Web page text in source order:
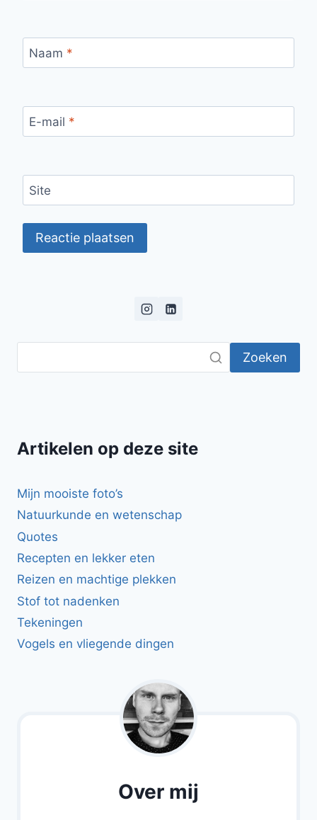
Naam *
E-mail *
Site
Zoeken
Artikelen op deze site
Mijn mooiste foto’s
Natuurkunde en wetenschap
Quotes
Recepten en lekker eten
Reizen en machtige plekken
Stof tot nadenken
Tekeningen
Vogels en vliegende dingen
Over mij